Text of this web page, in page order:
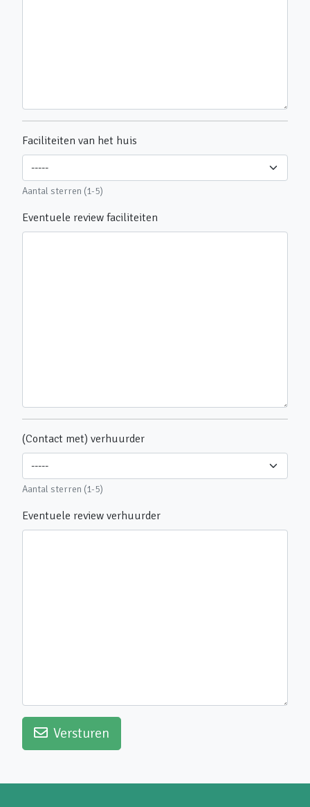
Faciliteiten van het huis
Aantal sterren (1-5)
Eventuele review faciliteiten
(Contact met) verhuurder
Aantal sterren (1-5)
Eventuele review verhuurder
Versturen